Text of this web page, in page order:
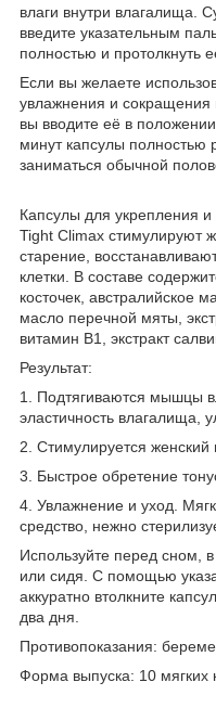
влаги внутри влагалища.
введите указательным
полностью и протолкнуть
Если вы желаете
увлажнения и сокращения
вы вводите её в
минут капсулы полностью
заниматься обычной
Капсулы для укрепления
Tight Climax стимулируют
старение,
клетки. В составе
косточек, австралийское
масло перечной мяты,
витамин В1, экстракт
Результат:
1. Подтягиваются мышцы
эластичность влагалища,
2. Стимулируется женский
3. Быстрое обретение
4. Увлажнение и уход.
средство, нежно
Используйте перед сном,
или сидя. С помощью
аккуратно втолкните
два дня.
Противопоказания:
Форма выпуска: 10 мягких